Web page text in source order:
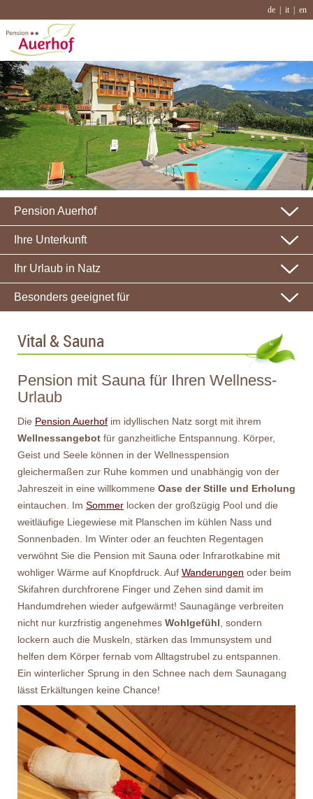
de it en
Pension Auerhof
Ihre Unterkunft
Ihr Urlaub in Natz
Besonders geeignet für
Vital & Sauna
Pension mit Sauna für Ihren Wellness-
Urlaub
Die Pension Auerhof im idyllischen Natz sorgt mit ihrem
Wellnessangebot für ganzheitliche Entspannung. Körper,
Geist und Seele können in der Wellnesspension
gleichermaßen zur Ruhe kommen und unabhängig von der
Jahreszeit in eine willkommene Oase der Stille und Erholung
eintauchen. Im Sommer locken der großzügig Pool und die
weitläufige Liegewiese mit Planschen im kühlen Nass und
Sonnenbaden. Im Winter oder an feuchten Regentagen
verwöhnt Sie die Pension mit Sauna oder Infrarotkabine mit
wohliger Wärme auf Knopfdruck. Auf Wanderungen oder beim
Skifahren durchfrorene Finger und Zehen sind damit im
Handumdrehen wieder aufgewärmt! Saunagänge verbreiten
nicht nur kurzfristig angenehmes Wohlgefühl , sondern
lockern auch die Muskeln, stärken das Immunsystem und
helfen dem Körper fernab vom Alltagstrubel zu entspannen.
Ein winterlicher Sprung in den Schnee nach dem Saunagang
lässt Erkältungen keine Chance!